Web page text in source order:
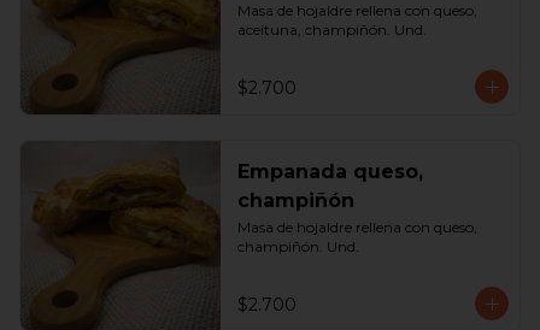
Masa de hojaldre rellena con queso,
aceituna, champiñón. Und.
$2.700
Empanada queso,
champiñón
Masa de hojaldre rellena con queso,
champiñón. Und.
$2.700